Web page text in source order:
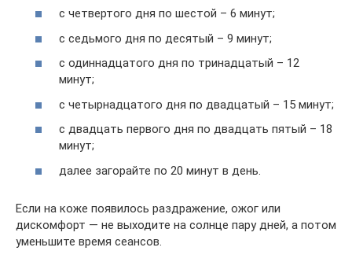
с четвертого дня по шестой – 6 минут;
с седьмого дня по десятый – 9 минут;
с одиннадцатого дня по тринадцатый – 12
минут;
с четырнадцатого дня по двадцатый – 15 минут;
с двадцать первого дня по двадцать пятый – 18
минут;
далее загорайте по 20 минут в день.
Если на коже появилось раздражение, ожог или
дискомфорт — не выходите на солнце пару дней, а потом
уменьшите время сеансов.